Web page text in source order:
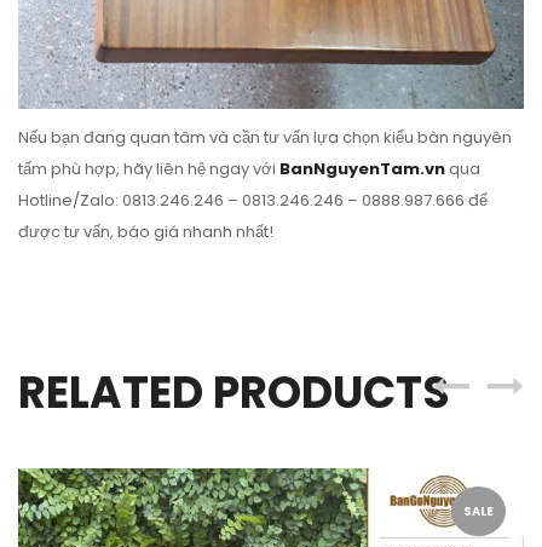
Nếu bạn đang quan tâm và cần tư vấn lựa chọn kiểu bàn nguyên
tấm phù hợp, hãy liên hệ ngay với BanNguyenTam.vnqua
Hotline/Zalo: 0813.246.246 – 0813.246.246 – 0888.987.666 để
được tư vấn, báo giá nhanh nhất!
RELATED PRODUCTS
SALE